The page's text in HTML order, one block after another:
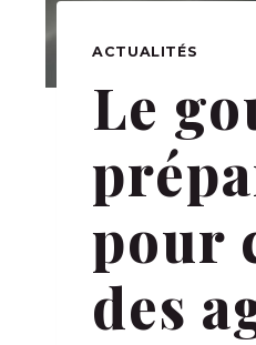
ACTUALITÉS
Le
pour
des